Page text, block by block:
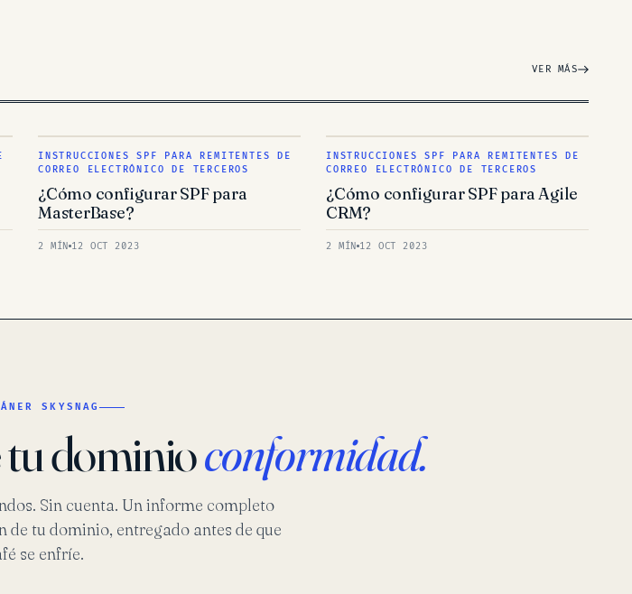
VER MÁS
INSTRUCCIONES SPF PARA REMITENTES DE
CORREO ELECTRÓNICO DE TERCEROS
¿Cómo configurar SPF para
MasterBase?
2 MÍN 12 OCT 2023
INSTRUCCIONES SPF PARA REMITENTES DE
CORREO ELECTRÓNICO DE TERCEROS
¿Cómo configurar SPF para Agile
CRM?
2 MÍN 12 OCT 2023
SKYSNAG
tu dominioconformidad.
Sin cuenta. Un informe completo
tu dominio, entregado antes de que
se enfríe.